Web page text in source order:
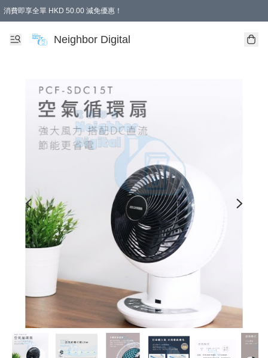
消費即享全單 HKD 50.00 減免優惠！
Neighbor Digital